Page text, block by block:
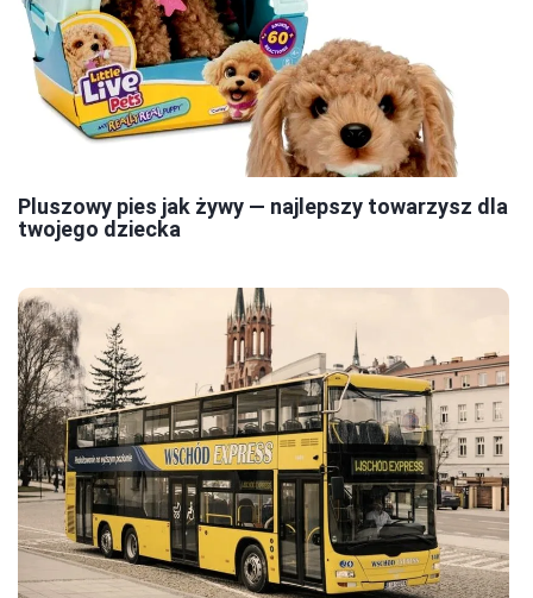
Pluszowy pies jak żywy — najlepszy towarzysz dla
twojego dziecka